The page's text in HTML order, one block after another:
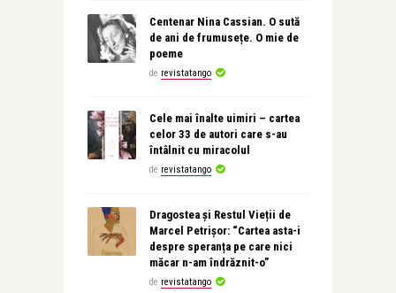
Centenar Nina Cassian. O sută
de ani de frumusețe. O mie de
poeme
de revistatango
Cele mai înalte uimiri – cartea
celor 33 de autori care s-au
întâlnit cu miracolul
de revistatango
Dragostea și Restul Vieții de
Marcel Petrișor: “Cartea asta-i
despre speranța pe care nici
măcar n-am îndrăznit-o”
de revistatango